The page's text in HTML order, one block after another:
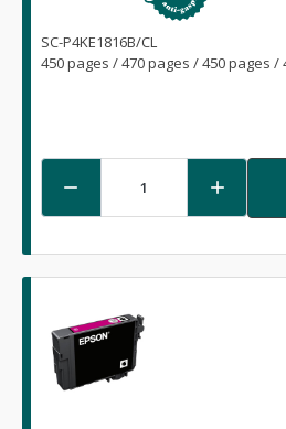
SC-P4KE1816B/CL
450 pages / 470 pages / 450 pages /
 